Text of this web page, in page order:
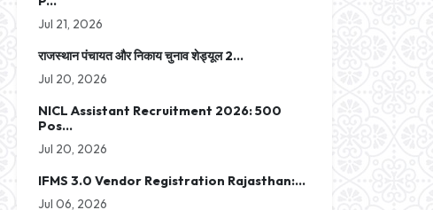
Jul 21, 2026
राजस्थान पंचायत और निकाय चुनाव शेड्यूल 2...
Jul 20, 2026
NICL Assistant Recruitment 2026: 500
Pos...
Jul 20, 2026
IFMS 3.0 Vendor Registration Rajasthan:...
Jul 06, 2026